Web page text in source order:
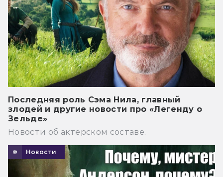
Последняя роль Сэма Нила, главный
злодей и другие новости про «Легенду о
Зельде»
Новости об актёрском составе.
Новости